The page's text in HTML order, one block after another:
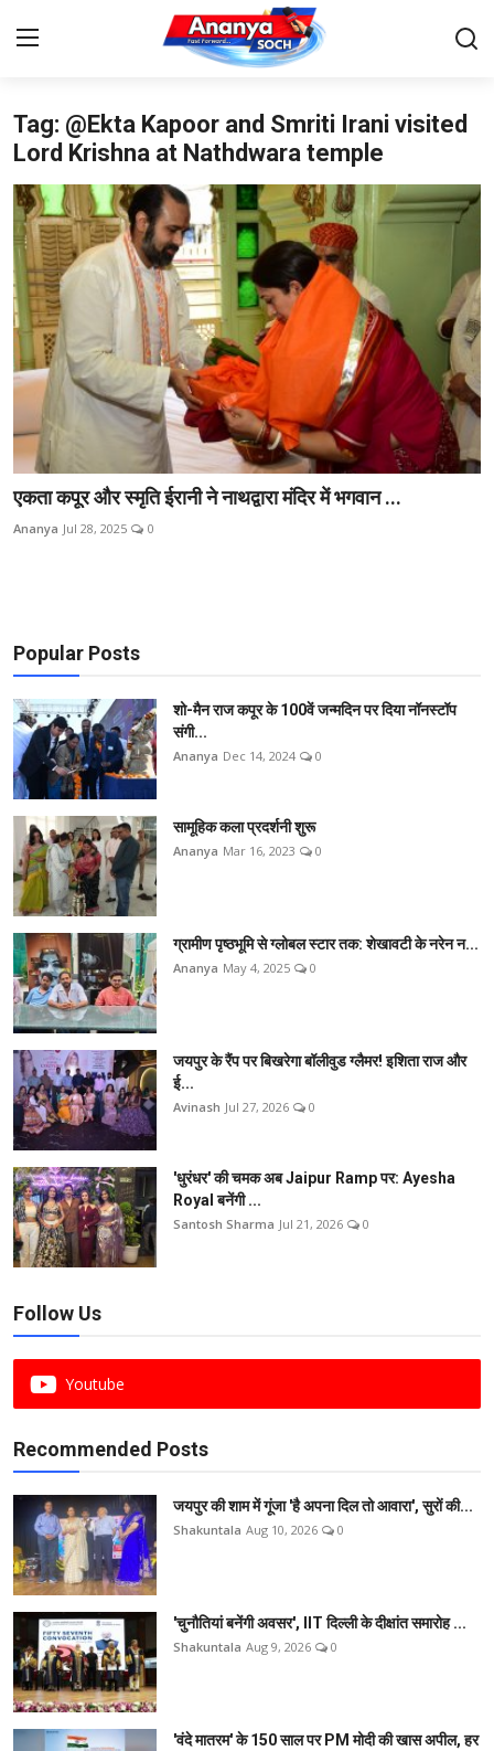
Home
Contact
About Us
देश
बिज़नेस
राजनीति
मनोरंजन
शिक्षा
Hindi
Tag: @Ekta Kapoor and Smriti Irani visited
Lord Krishna at Nathdwara temple
एकता कपूर और स्मृति ईरानी ने नाथद्वारा मंदिर में भगवान ...
Ananya Jul 28, 2025 0
Popular Posts
शो-मैन राज कपूर के 100वें जन्मदिन पर दिया नॉनस्टॉप
संगी...
Ananya Dec 14, 2024 0
सामूहिक कला प्रदर्शनी शुरू
Ananya Mar 16, 2023 0
ग्रामीण पृष्ठभूमि से ग्लोबल स्टार तक: शेखावटी के नरेन न...
Ananya May 4, 2025 0
जयपुर के रैंप पर बिखरेगा बॉलीवुड ग्लैमर! इशिता राज और
ई...
Avinash Jul 27, 2026 0
'धुरंधर' की चमक अब Jaipur Ramp पर: Ayesha
Royal बनेंगी ...
Santosh Sharma Jul 21, 2026 0
Follow Us
Youtube
Recommended Posts
जयपुर की शाम में गूंजा 'है अपना दिल तो आवारा', सुरों की...
Shakuntala Aug 10, 2026 0
'चुनौतियां बनेंगी अवसर', IIT दिल्ली के दीक्षांत समारोह ...
Shakuntala Aug 9, 2026 0
'वंदे मातरम' के 150 साल पर PM मोदी की खास अपील, हर